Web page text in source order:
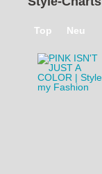
Top Neu